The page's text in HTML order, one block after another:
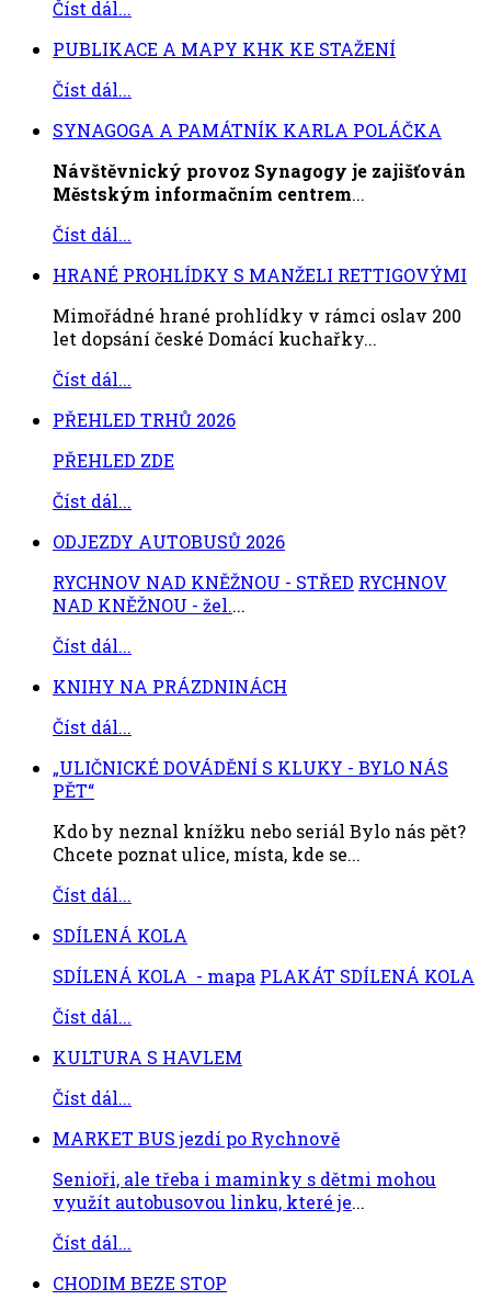
Číst dál...
PUBLIKACE A MAPY KHK KE STAŽENÍ
Číst dál...
SYNAGOGA A PAMÁTNÍK KARLA POLÁČKA
Návštěvnický provoz Synagogy je zajišťován
Městským informačním centrem...
Číst dál...
HRANÉ PROHLÍDKY S MANŽELI RETTIGOVÝMI
Mimořádné hrané prohlídky v rámci oslav 200
let dopsání české Domácí kuchařky...
Číst dál...
PŘEHLED TRHŮ 2026
PŘEHLED ZDE
Číst dál...
ODJEZDY AUTOBUSŮ 2026
RYCHNOV NAD KNĚŽNOU - STŘED RYCHNOV
NAD KNĚŽNOU - žel....
Číst dál...
KNIHY NA PRÁZDNINÁCH
Číst dál...
„ULIČNICKÉ DOVÁDĚNÍ S KLUKY - BYLO NÁS
PĚT“
Kdo by neznal knížku nebo seriál Bylo nás pět?
Chcete poznat ulice, místa, kde se...
Číst dál...
SDÍLENÁ KOLA
SDÍLENÁ KOLA - mapa PLAKÁT SDÍLENÁ KOLA
Číst dál...
KULTURA S HAVLEM
Číst dál...
MARKET BUS jezdí po Rychnově
Senioři, ale třeba i maminky s dětmi mohou
využít autobusovou linku, které je...
Číst dál...
CHODIM BEZE STOP